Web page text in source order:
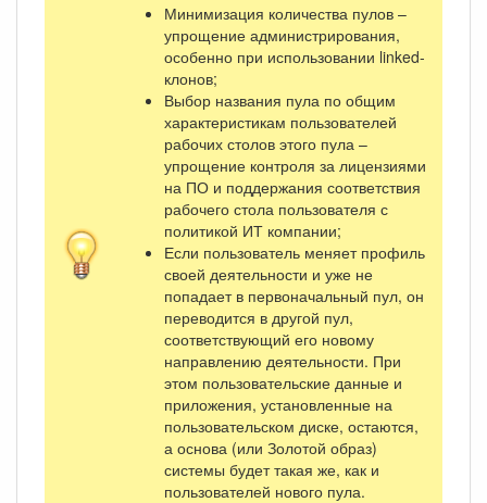
Минимизация количества пулов –
упрощение администрирования,
особенно при использовании linked-
клонов;
Выбор названия пула по общим
характеристикам пользователей
рабочих столов этого пула –
упрощение контроля за лицензиями
на ПО и поддержания соответствия
рабочего стола пользователя с
политикой ИТ компании;
Если пользователь меняет профиль
своей деятельности и уже не
попадает в первоначальный пул, он
переводится в другой пул,
соответствующий его новому
направлению деятельности. При
этом пользовательские данные и
приложения, установленные на
пользовательском диске, остаются,
а основа (или Золотой образ)
системы будет такая же, как и
пользователей нового пула.